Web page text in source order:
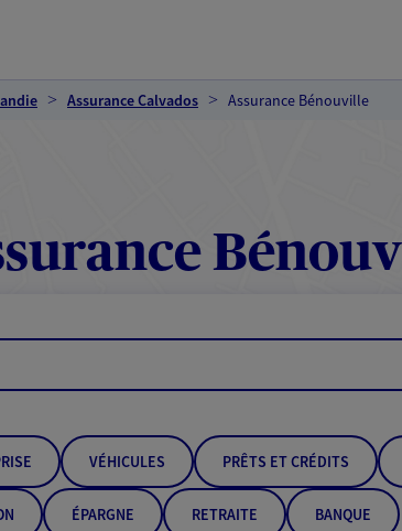
Assurance Calvados Assurance Bénouville
VÉHICULES PRÊTS ET CRÉDITS
ÉPARGNE RETRAITE BANQUE